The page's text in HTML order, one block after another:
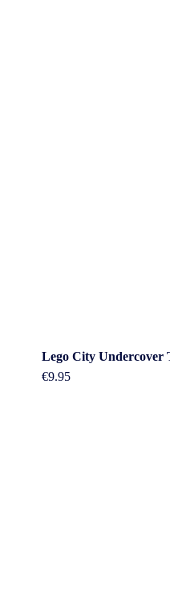
Lego City Undercover
€9.95